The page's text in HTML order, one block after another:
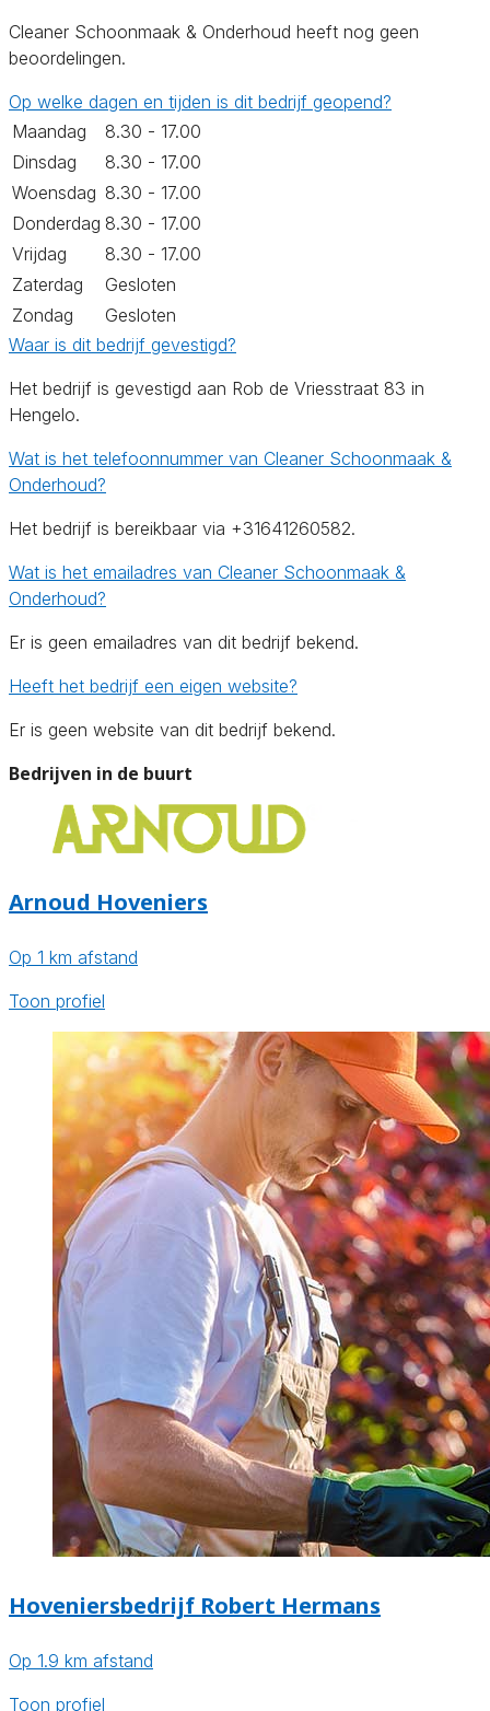
Cleaner Schoonmaak & Onderhoud heeft nog geen
beoordelingen.
Op welke dagen en tijden is dit bedrijf geopend?
Maandag
8.30 - 17.00
Dinsdag
8.30 - 17.00
Woensdag 8.30 - 17.00
Donderdag 8.30 - 17.00
Vrijdag
8.30 - 17.00
Zaterdag
Gesloten
Zondag
Gesloten
Waar is dit bedrijf gevestigd?
Het bedrijf is gevestigd aan Rob de Vriesstraat 83 in
Hengelo.
Wat is het telefoonnummer van Cleaner Schoonmaak &
Onderhoud?
Het bedrijf is bereikbaar via +31641260582.
Wat is het emailadres van Cleaner Schoonmaak &
Onderhoud?
Er is geen emailadres van dit bedrijf bekend.
Heeft het bedrijf een eigen website?
Er is geen website van dit bedrijf bekend.
Bedrijven in de buurt
Arnoud Hoveniers
Op 1 km afstand
Toon profiel
Hoveniersbedrijf Robert Hermans
Op 1.9 km afstand
Toon profiel